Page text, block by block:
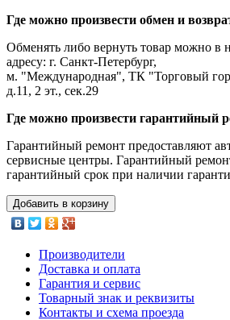
Где можно произвести обмен и
Обменять либо вернуть товар можно в
адресу: г. Санкт-Петербург,
м. "Международная", ТК "Торговый
д.11, 2 эт., сек.29
Где можно произвести гарантийный
Гарантийный ремонт предоставляют
сервисные центры. Гарантийный
гарантийный срок при наличии
Добавить в корзину
Производители
Доставка и оплата
Гарантия и сервис
Товарный знак и реквизиты
Контакты и схема проезда